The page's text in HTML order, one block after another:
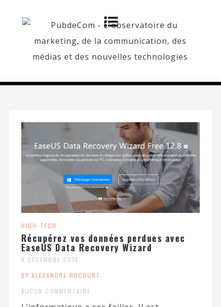
HIGH-TECH
Récupérez vos données perdues avec
EaseUS Data Recovery Wizard
9 DÉCEMBRE 2018
BY ALEXANDRE ROCOURT
AUCUN COMMENTAIRE